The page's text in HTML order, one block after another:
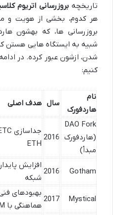
تاریخچهبروزرسانی اتریوم
شدن، ازشون عبور کرده. در
کنیم:
نام
هاردفورک
سال هدف اصلی
DAO Fork
(هاردفورک
مبدأ)
2016
ETH
Gotham
2016
افزایش
شبکه
Mystical
2017
بهبودهای
هماهنگی با EVM